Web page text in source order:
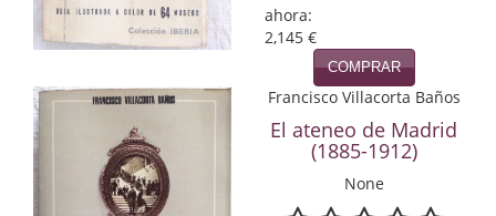
Filosofía
Física y Química
Física y química
Guerra Civil Española
ahora:
2,145 €
COMPRAR
Francisco Villacorta Baños
El ateneo de Madrid
(1885-1912)
None